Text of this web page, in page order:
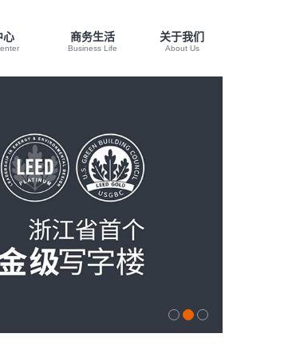
心 商务生活
Business Life
关于我们
About Us